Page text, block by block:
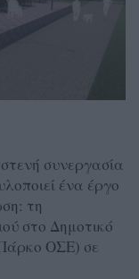
συνεργασία
ένα έργο
τη
στο Δημοτικό
ΟΣΕ) σε